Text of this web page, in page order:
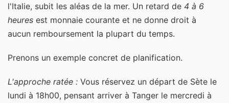
l'Italie, subit les aléas de la mer. Un retard de 4 à 6
heures est monnaie courante et ne donne droit à
aucun remboursement la plupart du temps.
Prenons un exemple concret de planification.
L'approche ratée : Vous réservez un départ de Sète le
lundi à 18h00, pensant arriver à Tanger le mercredi à